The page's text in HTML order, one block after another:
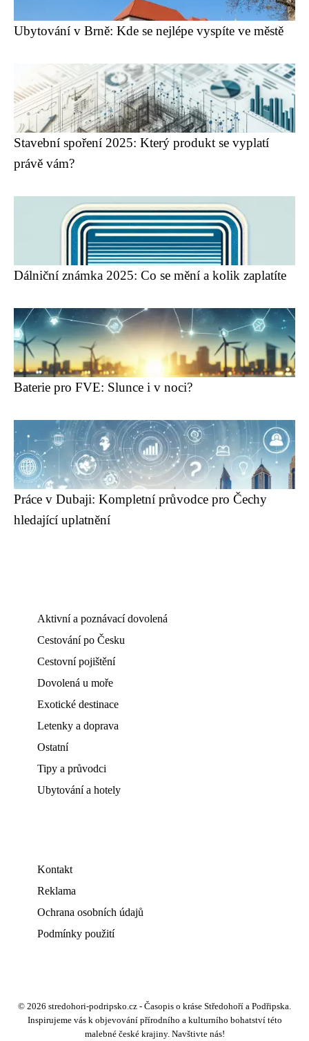
Ubytování v Brně: Kde se nejlépe vyspíte ve městě
Stavební spoření 2025: Který produkt se vyplatí
právě vám?
Dálniční známka 2025: Co se mění a kolik zaplatíte
Baterie pro FVE: Slunce i v noci?
Práce v Dubaji: Kompletní průvodce pro Čechy
hledající uplatnění
Aktivní a poznávací dovolená
Cestování po Česku
Cestovní pojištění
Dovolená u moře
Exotické destinace
Letenky a doprava
Ostatní
Tipy a průvodci
Ubytování a hotely
Kontakt
Reklama
Ochrana osobních údajů
Podmínky použití
© 2026 stredohori-podripsko.cz - Časopis o kráse Středohoří a Podřipska.
Inspirujeme vás k objevování přírodního a kulturního bohatství této
malebné české krajiny. Navštivte nás!